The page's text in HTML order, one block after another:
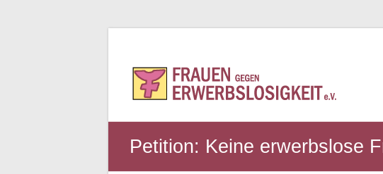
Frauen
Erwerbslosigkeit
Petition: Keine erwerbslose